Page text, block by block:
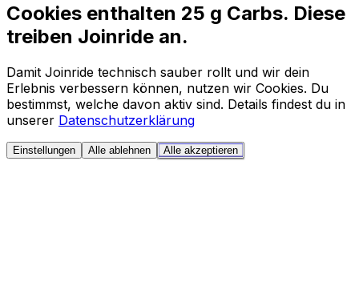
Cookies enthalten 25 g Carbs. Diese
treiben Joinride an.
Damit Joinride technisch sauber rollt und wir dein
Erlebnis verbessern können, nutzen wir Cookies. Du
bestimmst, welche davon aktiv sind. Details findest du in
unserer Datenschutzerklärung
Einstellungen Alle ablehnen Alle akzeptieren